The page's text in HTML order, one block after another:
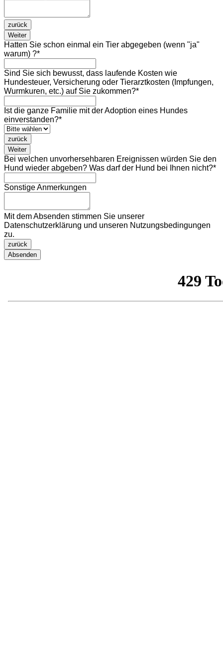
zurück
Weiter
Hatten Sie schon einmal ein Tier abgegeben (wenn "ja"
warum) ?*
Sind Sie sich bewusst, dass laufende Kosten wie
Hundesteuer, Versicherung oder Tierarztkosten (Impfungen,
Wurmkuren, etc.) auf Sie zukommen?*
Ist die ganze Familie mit der Adoption eines Hundes
einverstanden?*
zurück
Weiter
Bei welchen unvorhersehbaren Ereignissen würden Sie den
Hund wieder abgeben? Was darf der Hund bei Ihnen nicht?*
Email
Sonstige Anmerkungen
Mit dem Absenden stimmen Sie unserer
Datenschutzerklärung und unseren Nutzungsbedingungen
zu.
zurück
Absenden